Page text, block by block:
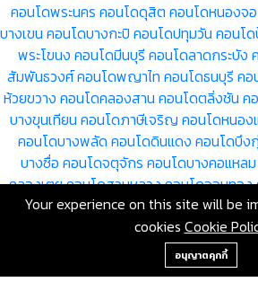
คอนโดพระนคร คอนโดดุสิต คอนโดหนองจ
บางเขน คอนโดบางกะปิ คอนโดปทุมวัน คอนโ
พระโขนง คอนโดมีนบุรี คอนโดลาดกระบัง
สัมพันธวงศ์คอนโดพญาไท คอนโดธนบุรี คอ
ห้วยขวาง คอนโดคลองสาน คอนโดตลิ่งชัน ค
บางขุนเทียน คอนโดภาษีเจริญ คอนโดหนอง
คอนโดบางพลัด คอนโดดินแดง คอนโดบึง
บางซื่อ คอนโดจตุจักร คอนโดบางคอแหลม
คลองเตยคอนโดสวนหลวงคอนโดจอมทอง
ราชเทวี คอนโดลาดพร้าวคอนโดวัฒนาคอ
คอนโดคันนายาวคอนโดสะพา
คอนโดบางนาคอนโดทวีวั
บางบอน
+66-2-840-2224, 081-
Your experience on this site will be
cookies Cookie
อนุญาตคุกกี้